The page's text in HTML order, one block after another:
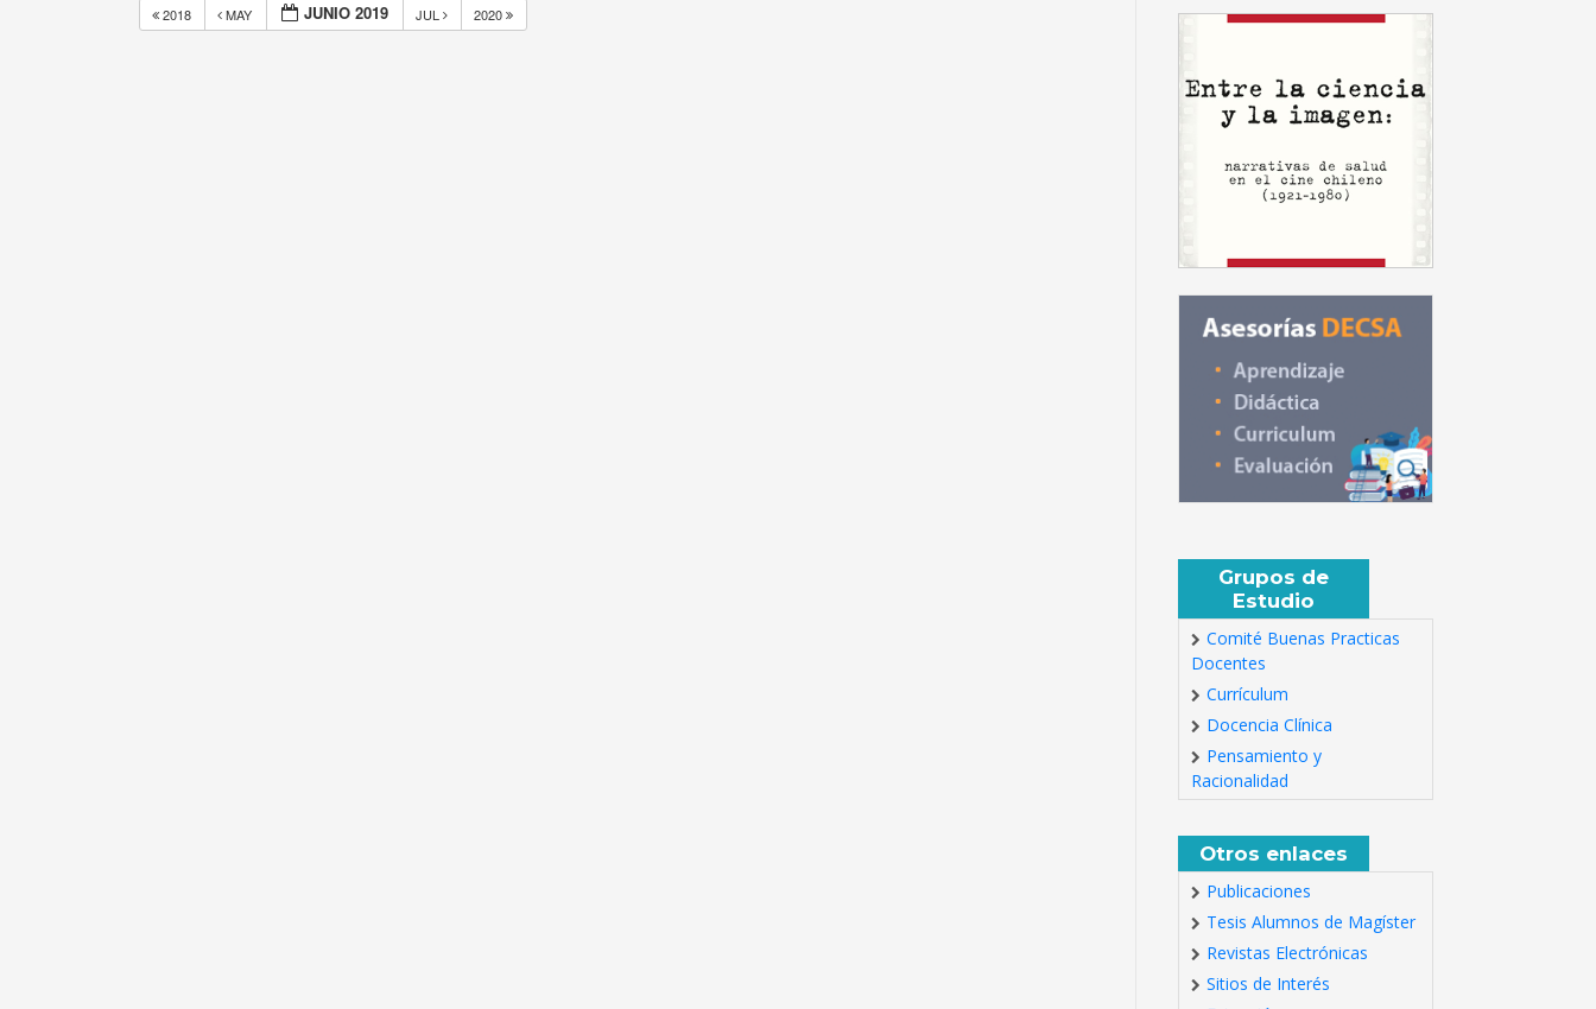
2018 MAY JUNIO 2019 JUL 2020
Grupos de
Estudio
Comité Buenas Practicas
Docentes
Currículum
Docencia Clínica
Pensamiento y
Racionalidad
Otros enlaces
Publicaciones
Tesis Alumnos de Magíster
Revistas Electrónicas
Sitios de Interés